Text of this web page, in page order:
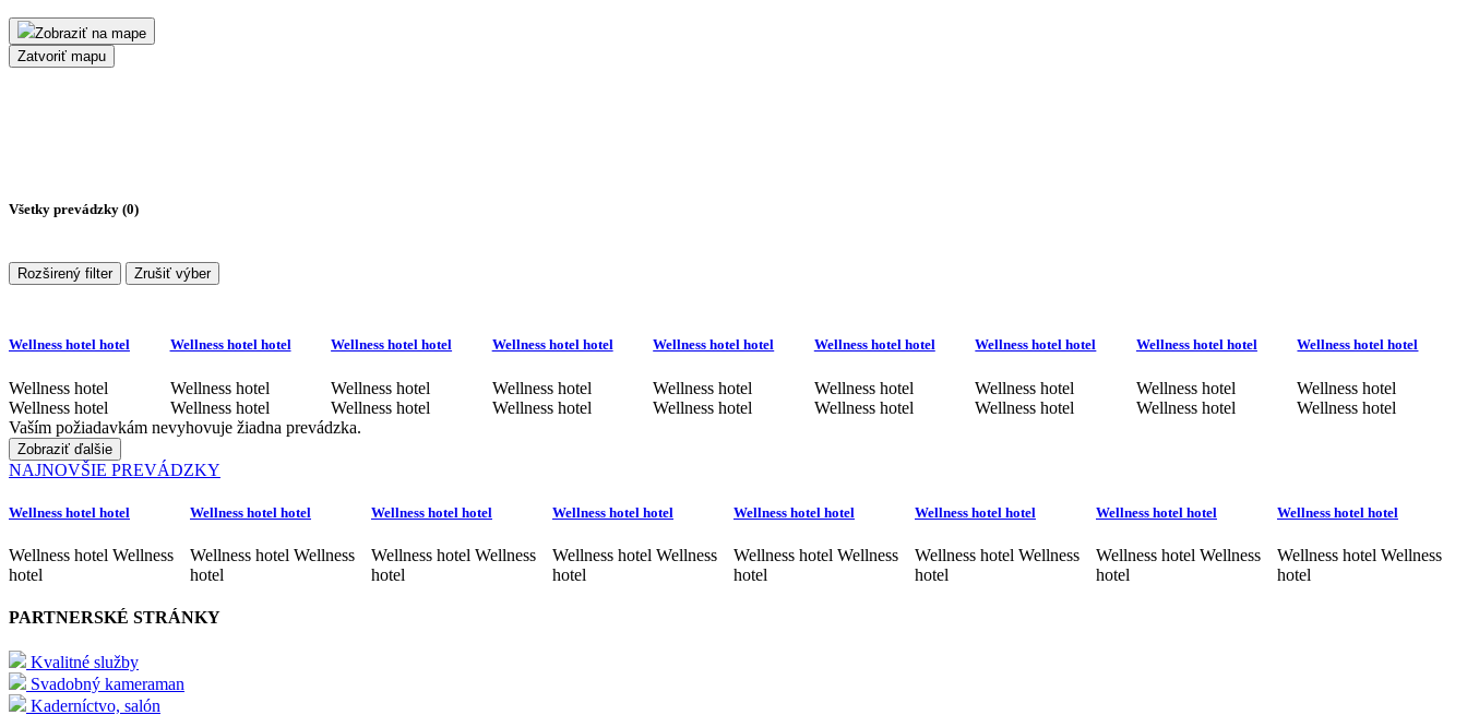
Zobraziť na mape
Zatvoriť mapu
Všetky prevádzky (0)
Rozširený filter Zrušiť výber
Wellness hotel hotel
Wellness hotel
Wellness hotel
Wellness hotel hotel
Wellness hotel
Wellness hotel
Wellness hotel hotel
Wellness hotel
Wellness hotel
Wellness hotel hotel
Wellness hotel
Wellness hotel
Wellness hotel hotel
Wellness hotel
Wellness hotel
Wellness hotel hotel
Wellness hotel
Wellness hotel
Wellness hotel hotel
Wellness hotel
Wellness hotel
Wellness hotel hotel
Wellness hotel
Wellness hotel
Wellness hotel hotel
Wellness hotel
Wellness hotel
Vaším požiadavkám nevyhovuje žiadna prevádzka.
Zobraziť ďalšie
NAJNOVŠIE PREVÁDZKY
Wellness hotel hotel
Wellness hotel Wellness
hotel
Wellness hotel hotel
Wellness hotel Wellness
hotel
Wellness hotel hotel
Wellness hotel Wellness
hotel
Wellness hotel hotel
Wellness hotel Wellness
hotel
Wellness hotel hotel
Wellness hotel Wellness
hotel
Wellness hotel hotel
Wellness hotel Wellness
hotel
Wellness hotel hotel
Wellness hotel Wellness
hotel
Wellness hotel hotel
Wellness hotel Wellness
hotel
PARTNERSKÉ STRÁNKY
Kvalitné služby
Svadobný kameraman
Kaderníctvo, salón